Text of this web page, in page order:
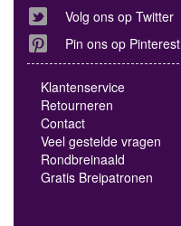
Volg ons op Twitter
Pin ons op Pinterest
Klantenservice
Retourneren
Contact
Veel gestelde vragen
Rondbreinaald
Gratis Breipatronen